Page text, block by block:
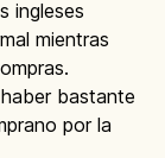
ingleses
mientras
bastante
por la